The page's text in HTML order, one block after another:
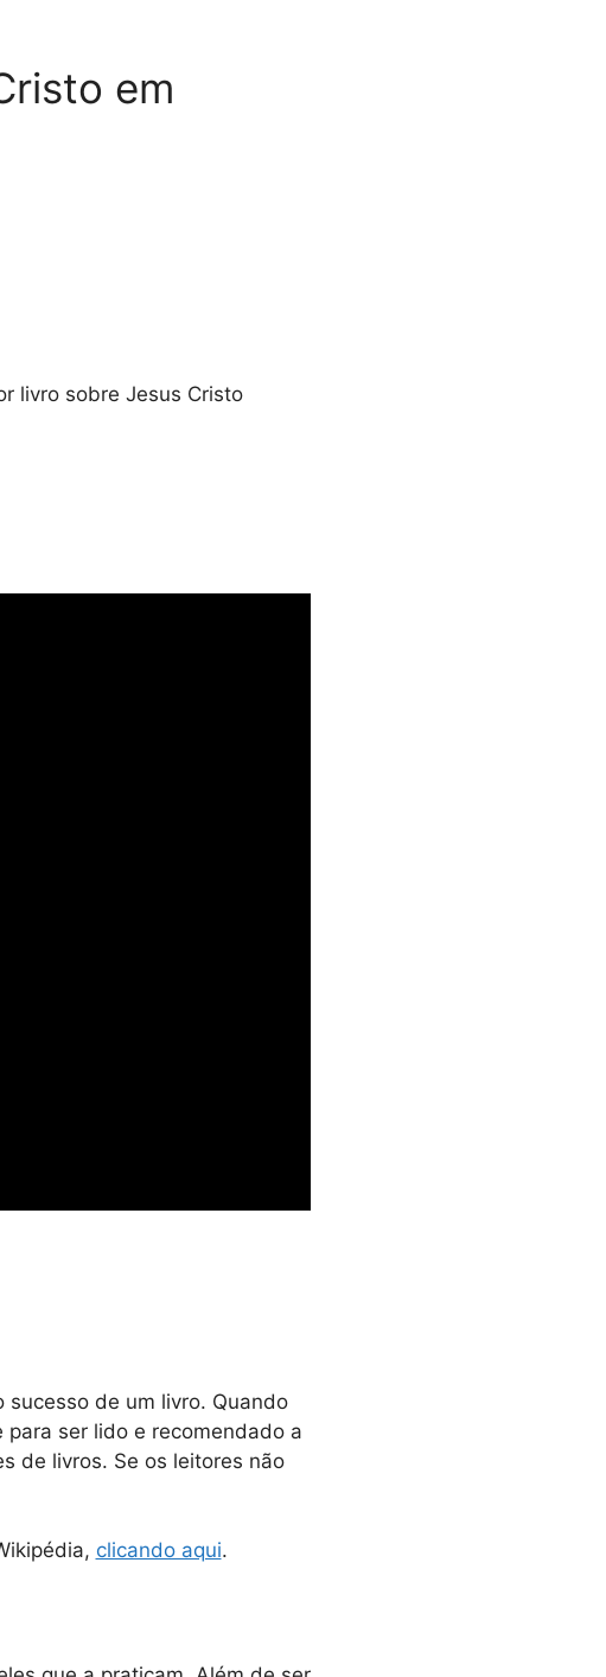
em
livro sobre Jesus Cristo
de um livro. Quando
ser lido e recomendado a
de livros. Se os leitores não
clicando aqui.